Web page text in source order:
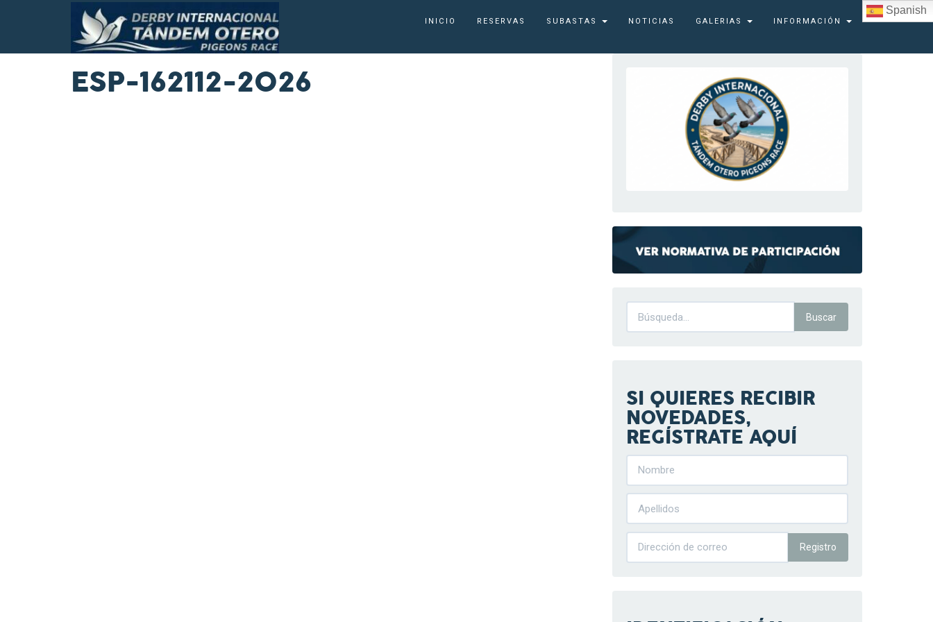
INICIO RESERVAS SUBASTAS NOTICIAS GALERIAS INFORMACIÓN
Spanish
ESP-162112-2026
SI QUIERES RECIBIR
NOVEDADES,
REGÍSTRATE AQUÍ
Registro